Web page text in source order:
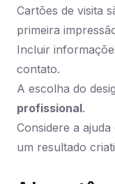
Cartões de visita
primeira
Incluir
contato.
A escolha do
profissional.
Considere a
um resultado